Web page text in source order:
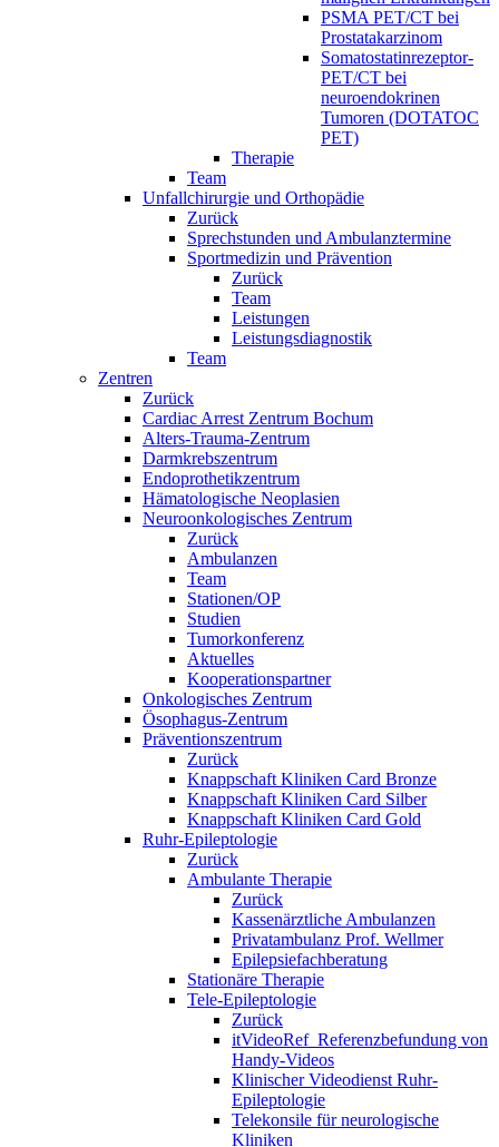
PSMA PET/CT bei
Prostatakarzinom
Somatostatinrezeptor-
PET/CT bei
neuroendokrinen
Tumoren (DOTATOC
PET)
Therapie
Team
Unfallchirurgie und Orthopädie
Zurück
Sprechstunden und Ambulanztermine
Sportmedizin und Prävention
Zurück
Team
Leistungen
Leistungsdiagnostik
Team
Zentren
Zurück
Cardiac Arrest Zentrum Bochum
Alters-Trauma-Zentrum
Darmkrebszentrum
Endoprothetikzentrum
Hämatologische Neoplasien
Neuroonkologisches Zentrum
Zurück
Ambulanzen
Team
Stationen/OP
Studien
Tumorkonferenz
Aktuelles
Kooperationspartner
Onkologisches Zentrum
Ösophagus-Zentrum
Präventionszentrum
Zurück
Knappschaft Kliniken Card Bronze
Knappschaft Kliniken Card Silber
Knappschaft Kliniken Card Gold
Ruhr-Epileptologie
Zurück
Ambulante Therapie
Zurück
Kassenärztliche Ambulanzen
Privatambulanz Prof. Wellmer
Epilepsiefachberatung
Stationäre Therapie
Tele-Epileptologie
Zurück
itVideoRef_Referenzbefundung von
Handy-Videos
Klinischer Videodienst Ruhr-
Epileptologie
Telekonsile für neurologische
Kliniken